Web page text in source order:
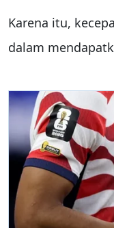
Karena itu,
dalam